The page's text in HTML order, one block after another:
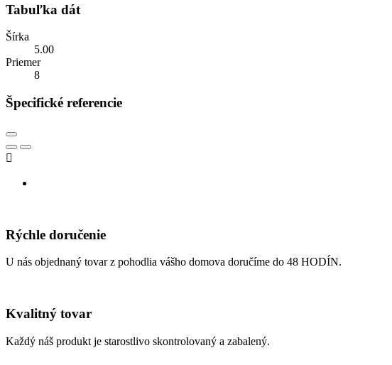
Tabuľka dát
Šírka
5.00
Priemer
8
Špecifické referencie

Rýchle doručenie
U nás objednaný tovar z pohodlia vášho domova doručíme do 48 HODÍN.
Kvalitný tovar
Každý náš produkt je starostlivo skontrolovaný a zabalený.